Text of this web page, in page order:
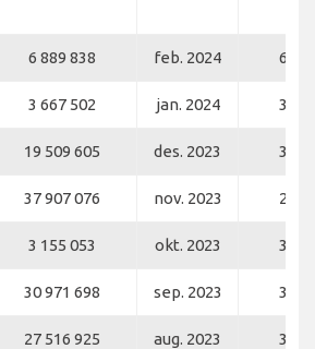
6 889 838 feb. 2024 6
3 667 502 jan. 2024 3
19 509 605 des. 2023 3
37 907 076 nov. 2023 2
3 155 053 okt. 2023 3
30 971 698 sep. 2023 3
27 516 925 aug. 2023 3